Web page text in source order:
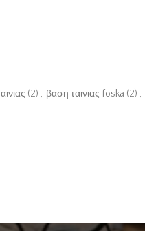
(2) , βαση ταινιας foska (2) ,